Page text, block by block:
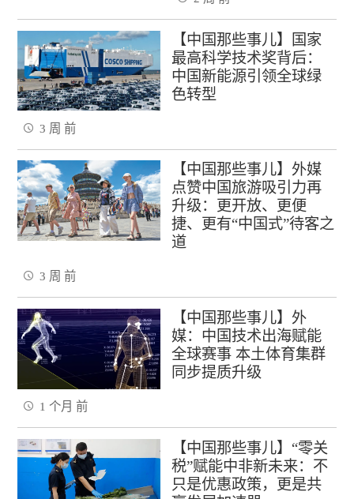
【中国那些事儿】国家
最高科学技术奖背后：
中国新能源引领全球绿
色转型
3 周 前
【中国那些事儿】外媒
点赞中国旅游吸引力再
升级：更开放、更便
捷、更有“中国式”待客之
道
3 周 前
【中国那些事儿】外
媒：中国技术出海赋能
全球赛事 本土体育集群
同步提质升级
1 个月 前
【中国那些事儿】“零关
税”赋能中非新未来：不
只是优惠政策，更是共